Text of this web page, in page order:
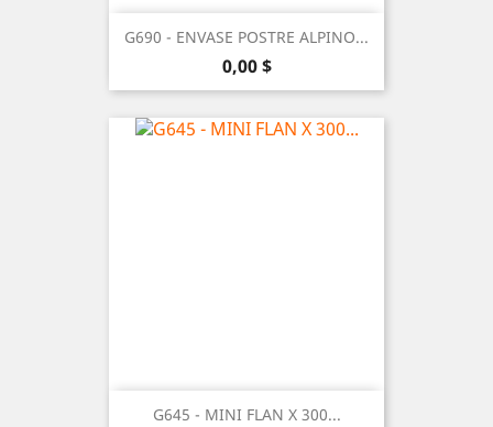
G690 - ENVASE POSTRE ALPINO...
Precio
0,00 $
G645 - MINI FLAN X 300...